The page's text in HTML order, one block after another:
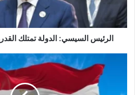
ك
ت
ر
الرئيس السيسي: الدولة تمتلك